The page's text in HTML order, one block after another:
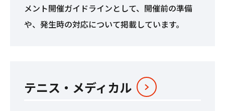
メント開催ガイドラインとして、開催前の準備
や、発生時の対応について掲載しています。
テニス・メディカル